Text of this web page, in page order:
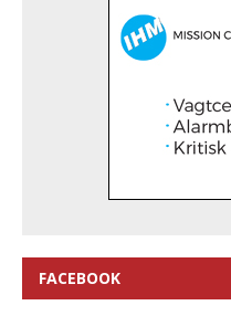
FACEBOOK